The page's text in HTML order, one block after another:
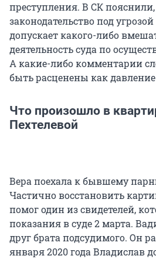
преступления. В СК
законодательство под
допускает какого-либо
деятельность суда по
А какие-либо комментарии
быть расценены как давление
Что произошло в
Пехтелевой
Вера поехала к бывшему
Частично восстановить
помог один из свидетелей,
показания в суде 2 марта.
друг брата подсудимого. Он
января 2020 года Владислав